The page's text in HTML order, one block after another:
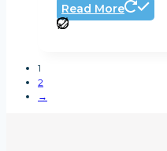
Read More
1
2
→